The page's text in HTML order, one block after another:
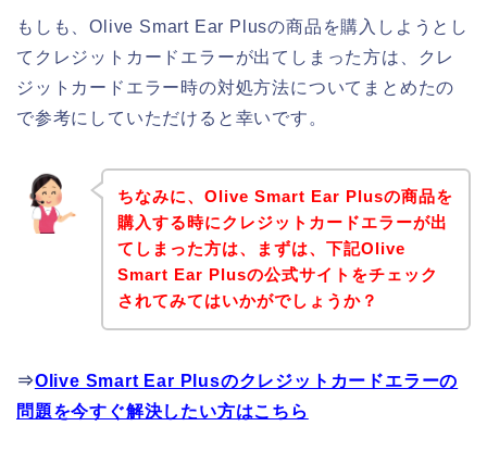
もしも、Olive Smart Ear Plusの商品を購入しようとし
てクレジットカードエラーが出てしまった方は、クレ
ジットカードエラー時の対処方法についてまとめたの
で参考にしていただけると幸いです。
ちなみに、Olive Smart Ear Plusの商品を
購入する時にクレジットカードエラーが出
てしまった方は、まずは、下記Olive
Smart Ear Plusの公式サイトをチェック
されてみてはいかがでしょうか？
⇒Olive Smart Ear Plusのクレジットカードエラーの
問題を今すぐ解決したい方はこちら